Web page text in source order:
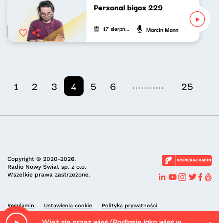
Personal bigos 229
17 sierpnia 2025 Marcin Mann
1 2 3 4 5 6 ........... 25
Copyright © 2020-2026.
Radio Nowy Świat sp. z o.o.
Wszelkie prawa zastrzeżone.
WSPIERAJ RADIO
Regulamin Ustawienia cookie Polityka prywatności